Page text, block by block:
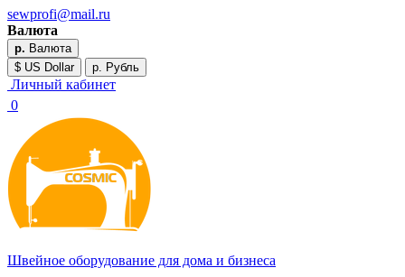
sewprofi@mail.ru
Валюта
р. Валюта
$ US Dollar
р. Рубль
Личный кабинет
0
Швейное оборудование для дома и бизнеса